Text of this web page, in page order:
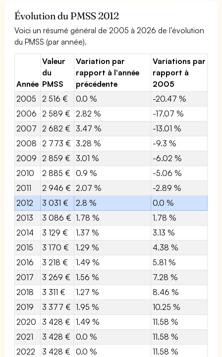
Évolution du PMSS 2012
Voici un résumé général de 2005 à 2026 de l’évolution
du PMSS (par année).
Année
Valeur
du
PMSS
Variation par
rapport à l'année
précédente
Variations par
rapport à
2005
2005
2 516 € 0.0 %
-20.47 %
2006
2 589 € 2.82 %
-17.07 %
2007
2 682 € 3.47 %
-13.01 %
2008
2 773 € 3.28 %
-9.3 %
2009
2 859 € 3.01 %
-6.02 %
2010
2 885 € 0.9 %
-5.06 %
2011
2 946 € 2.07 %
-2.89 %
2012
3 031 € 2.8 %
0.0 %
2013
3 086 € 1.78 %
1.78 %
2014
3 129 € 1.37 %
3.13 %
2015
3 170 € 1.29 %
4.38 %
2016
3 218 € 1.49 %
5.81 %
2017
3 269 € 1.56 %
7.28 %
2018
3 311 € 1.27 %
8.46 %
2019
3 377 € 1.95 %
10.25 %
2020
3 428 € 1.49 %
11.58 %
2021
3 428 € 0.0 %
11.58 %
2022
3 428 € 0.0 %
11.58 %